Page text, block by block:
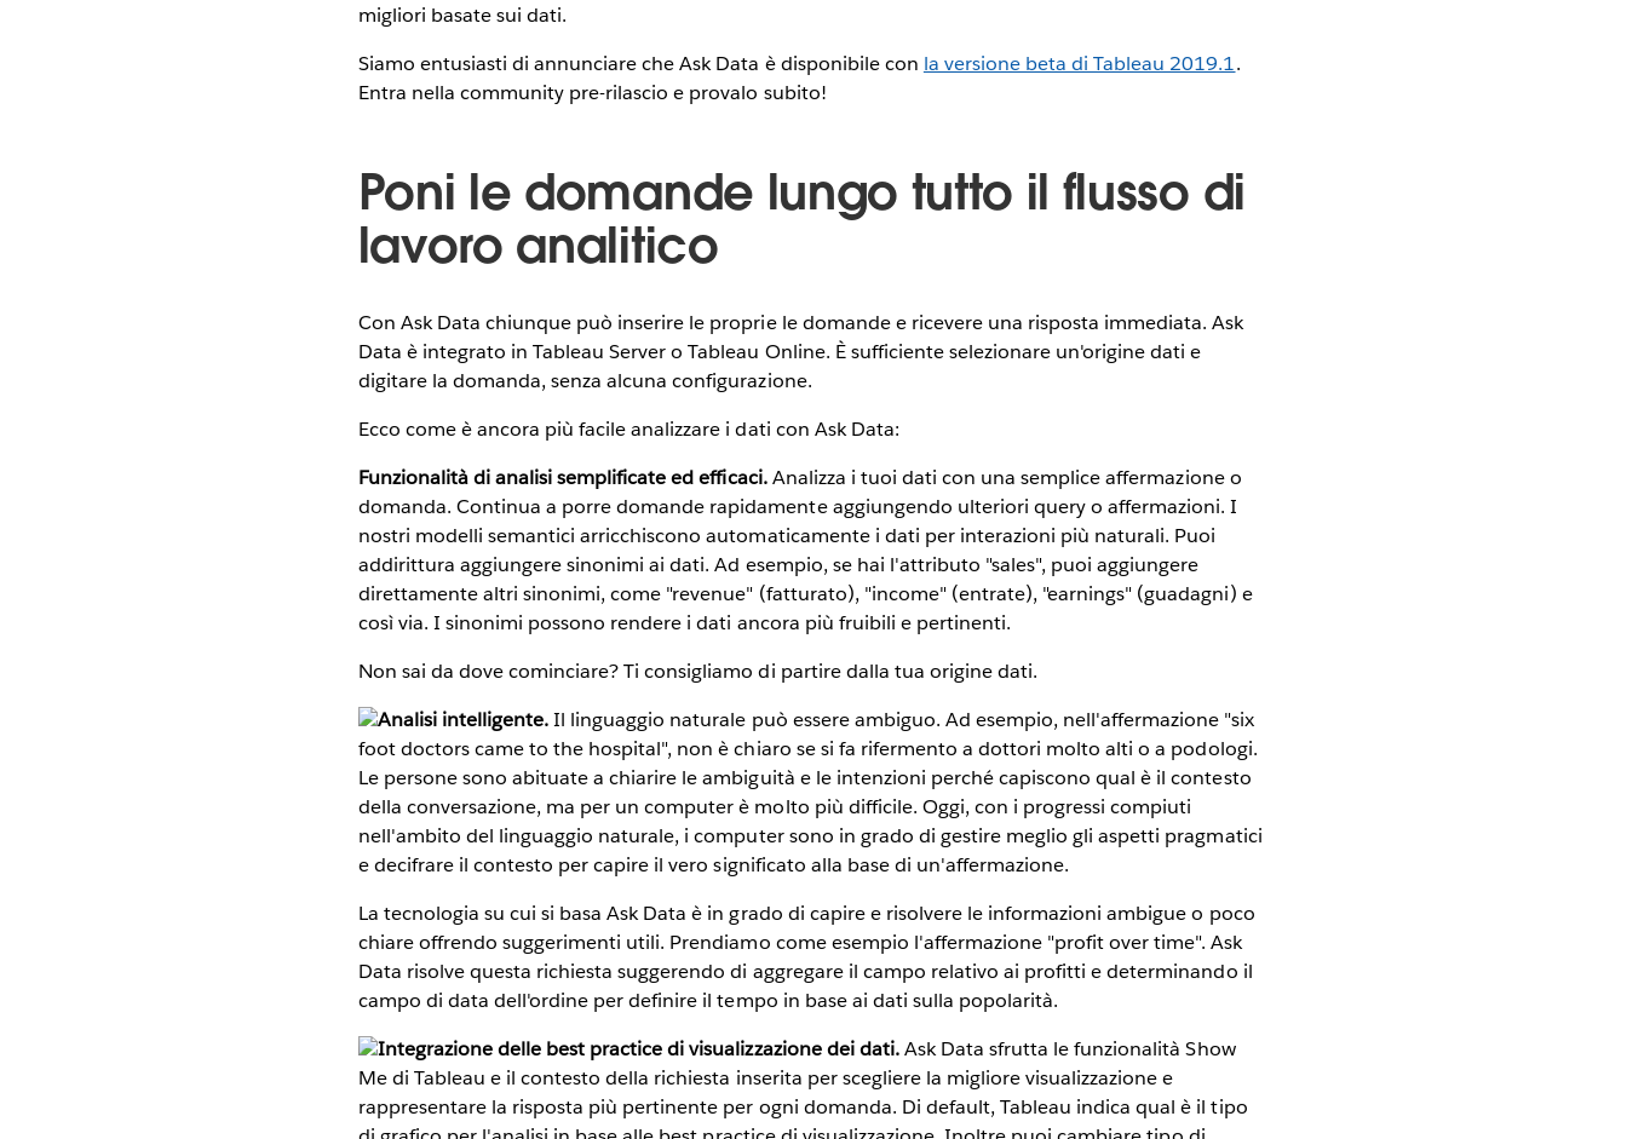
migliori basate sui dati.
Siamo entusiasti di annunciare che Ask Data è disponibile con la versione beta di Tableau 2019.1.
Entra nella community pre-rilascio e provalo subito!
Poni le domande lungo tutto il flusso di
lavoro analitico
Con Ask Data chiunque può inserire le proprie le domande e ricevere una risposta immediata. Ask
Data è integrato in Tableau Server o Tableau Online. È sufficiente selezionare un'origine dati e
digitare la domanda, senza alcuna configurazione.
Ecco come è ancora più facile analizzare i dati con Ask Data:
Funzionalità di analisi semplificate ed efficaci.Analizza i tuoi dati con una semplice affermazione o
domanda. Continua a porre domande rapidamente aggiungendo ulteriori query o affermazioni. I
nostri modelli semantici arricchiscono automaticamente i dati per interazioni più naturali. Puoi
addirittura aggiungere sinonimi ai dati. Ad esempio, se hai l'attributo "sales", puoi aggiungere
direttamente altri sinonimi, come "revenue" (fatturato), "income" (entrate), "earnings" (guadagni) e
così via. I sinonimi possono rendere i dati ancora più fruibili e pertinenti.
Non sai da dove cominciare? Ti consigliamo di partire dalla tua origine dati.
Analisi intelligente.Il linguaggio naturale può essere ambiguo. Ad esempio, nell'affermazione "six
foot doctors came to the hospital", non è chiaro se si fa rifermento a dottori molto alti o a podologi.
Le persone sono abituate a chiarire le ambiguità e le intenzioni perché capiscono qual è il contesto
della conversazione, ma per un computer è molto più difficile. Oggi, con i progressi compiuti
nell'ambito del linguaggio naturale, i computer sono in grado di gestire meglio gli aspetti pragmatici
e decifrare il contesto per capire il vero significato alla base di un'affermazione.
La tecnologia su cui si basa Ask Data è in grado di capire e risolvere le informazioni ambigue o poco
chiare offrendo suggerimenti utili. Prendiamo come esempio l'affermazione "profit over time". Ask
Data risolve questa richiesta suggerendo di aggregare il campo relativo ai profitti e determinando il
campo di data dell'ordine per definire il tempo in base ai dati sulla popolarità.
Integrazione delle best practice di visualizzazione dei dati.Ask Data sfrutta le funzionalità Show
Me di Tableau e il contesto della richiesta inserita per scegliere la migliore visualizzazione e
rappresentare la risposta più pertinente per ogni domanda. Di default, Tableau indica qual è il tipo